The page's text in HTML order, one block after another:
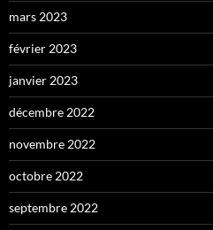
mars 2023
février 2023
janvier 2023
décembre 2022
novembre 2022
octobre 2022
septembre 2022